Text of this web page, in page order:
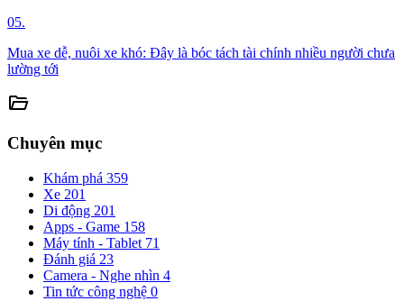
05.
Mua xe dễ, nuôi xe khó: Đây là bóc tách tài chính nhiều người chưa
lường tới
folder_open
Chuyên mục
Khám phá 359
Xe 201
Di động 201
Apps - Game 158
Máy tính - Tablet 71
Đánh giá 23
Camera - Nghe nhìn 4
Tin tức công nghệ 0